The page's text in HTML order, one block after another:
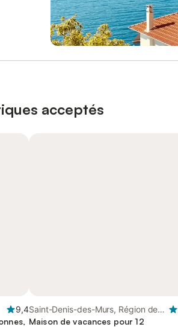
acceptés
9,4Saint-Denis-des-Murs, Région de
Limoges
Maison de vacances pour 12